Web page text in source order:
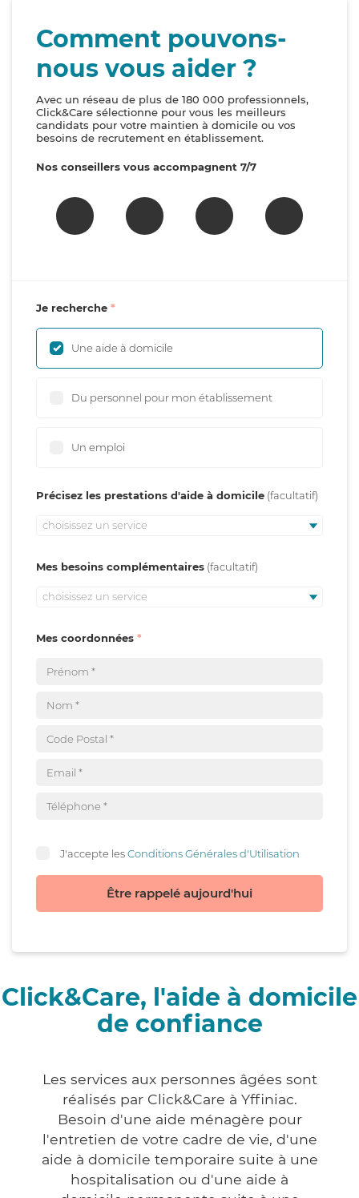
Comment pouvons-
nous vous aider ?
Avec un réseau de plus de 180 000 professionnels,
Click&Care sélectionne pour vous les meilleurs
candidats pour votre maintien à domicile ou vos
besoins de recrutement en établissement.
Nos conseillers vous accompagnent 7/7
Je recherche
Une aide à domicile
Du personnel pour mon établissement
Un emploi
Précisez les prestations d'aide à domicile
choisissez un service
Mes besoins complémentaires
choisissez un service
Mes coordonnées
J'accepte lesConditions Générales d'Utilisation
Être rappelé aujourd'hui
Click&Care, l'aide à domicile
de confiance
Les services aux personnes âgées sont
réalisés par Click&Care à Yffiniac.
Besoin d'une aide ménagère pour
l'entretien de votre cadre de vie, d'une
aide à domicile temporaire suite à une
hospitalisation ou d'une aide à